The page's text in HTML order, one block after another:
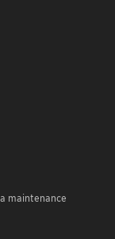
maintenance